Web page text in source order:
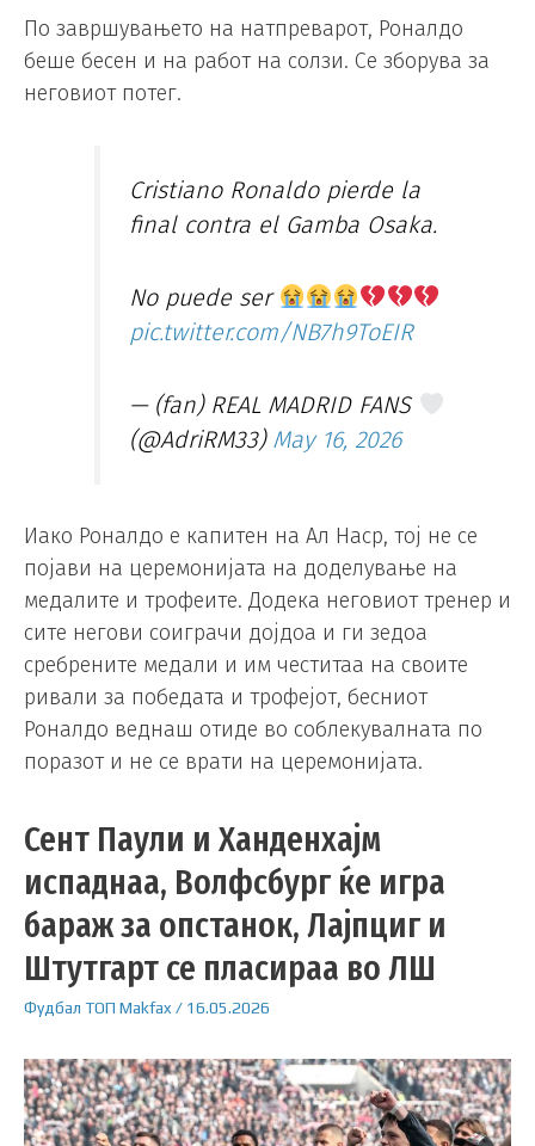
По завршувањето на натпреварот, Роналдо
беше бесен и на работ на солзи. Се зборува за
неговиот потег.
Cristiano Ronaldo pierde la
final contra el Gamba Osaka.
No puede ser
pic.twitter.com/NB7h9ToEIR
— (fan) REAL MADRID FANS
(@AdriRM33) May 16, 2026
Иако Роналдо е капитен на Ал Наср, тој не се
појави на церемонијата на доделување на
медалите и трофеите. Додека неговиот тренер и
сите негови соиграчи дојдоа и ги зедоа
сребрените медали и им честитаа на своите
ривали за победата и трофејот, бесниот
Роналдо веднаш отиде во соблекувалната по
поразот и не се врати на церемонијата.
Сент Паули и Ханденхајм
испаднаа, Волфсбург ќе игра
бараж за опстанок, Лајпциг и
Штутгарт се пласираа во ЛШ
Фудбал ТОП Makfax / 16.05.2026